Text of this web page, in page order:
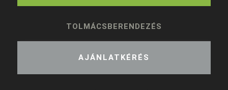
TOLMÁCSBERENDEZÉS
AJÁNLATKÉRÉS